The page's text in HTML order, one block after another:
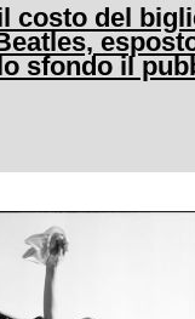
costo del
sfondo il